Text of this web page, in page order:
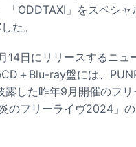
「ODDTAXI」をスペシャ
た。
14日にリリースするニュ
CD＋Blu-ray盤には、
露した昨年9月開催のフ
のフリーライヴ2024」